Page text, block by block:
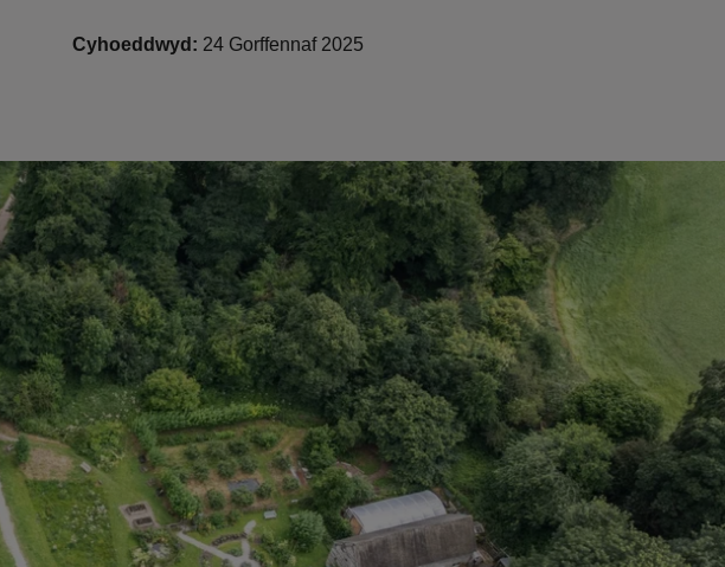
Cyhoeddwyd: 24 Gorffennaf 2025